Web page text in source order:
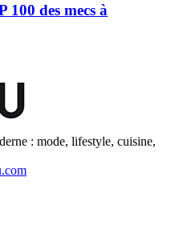
100 des mecs à
: mode, lifestyle, cuisine,